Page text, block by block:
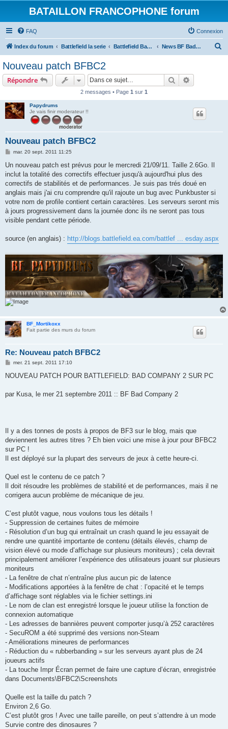
BATAILLON FRANCOPHONE forum
FAQ Connexion
Index du forum Battlefield la serie Battlefield Bad Compagnie et BC 2 News BF Bad Company 2
h
Nouveau patch BFBC2
Répondre Rechercher
2 messages • Page 1 sur 1
Papydrums
Je vais finir moderateur !!
Nouveau patch BFBC2
M
s
a
g
mar. 20 sept. 2011 11:25
Un nouveau patch est prévus pour le mercredi 21/09/11. Taille 2.6Go. Il
inclut la totalité des correctifs effectuer jusqu'à aujourd'hui plus des
correctifs de stabilités et de performances. Je suis pas trés doué en
anglais mais j'ai cru comprendre qu'il rajoute un bug avec Punkbuster si
votre nom de profile contient certain caractères. Les serveurs seront mis
à jours progressivement dans la journée donc ils ne seront pas tous
visible pendant cette période.
source (en anglais) : http://blogs.battlefield.ea.com/battlef ... esday.aspx
BF_Mortikoxx
Fait partie des murs du forum
Re: Nouveau patch BFBC2
M
s
g
mer. 21 sept. 2011 17:10
NOUVEAU PATCH POUR BATTLEFIELD: BAD COMPANY 2 SUR PC
par Kusa, le mer 21 septembre 2011 :: BF Bad Company 2
Il y a des tonnes de posts à propos de BF3 sur le blog, mais que
deviennent les autres titres ? Eh bien voici une mise à jour pour BFBC2
sur PC !
Il est déployé sur la plupart des serveurs de jeux à cette heure-ci.
Quel est le contenu de ce patch ?
Il doit résoudre les problèmes de stabilité et de performances, mais il ne
corrigera aucun problème de mécanique de jeu.
C’est plutôt vague, nous voulons tous les détails !
- Suppression de certaines fuites de mémoire
- Résolution d’un bug qui entraînait un crash quand le jeu essayait de
rendre une quantité importante de contenu (détails élevés, champ de
vision élevé ou mode d’affichage sur plusieurs moniteurs) ; cela devrait
principalement améliorer l’expérience des utilisateurs jouant sur plusieurs
moniteurs
- La fenêtre de chat n’entraîne plus aucun pic de latence
- Modifications apportées à la fenêtre de chat : l’opacité et le temps
d’affichage sont réglables via le fichier settings.ini
- Le nom de clan est enregistré lorsque le joueur utilise la fonction de
connexion automatique
- Les adresses de bannières peuvent comporter jusqu’à 252 caractères
- SecuROM a été supprimé des versions non-Steam
- Améliorations mineures de performances
- Réduction du « rubberbanding » sur les serveurs ayant plus de 24
joueurs actifs
- La touche Impr Écran permet de faire une capture d’écran, enregistrée
dans Documents\BFBC2\Screenshots
Quelle est la taille du patch ?
Environ 2,6 Go.
C’est plutôt gros ! Avec une taille pareille, on peut s’attendre à un mode
Survie contre des dinosaures ?